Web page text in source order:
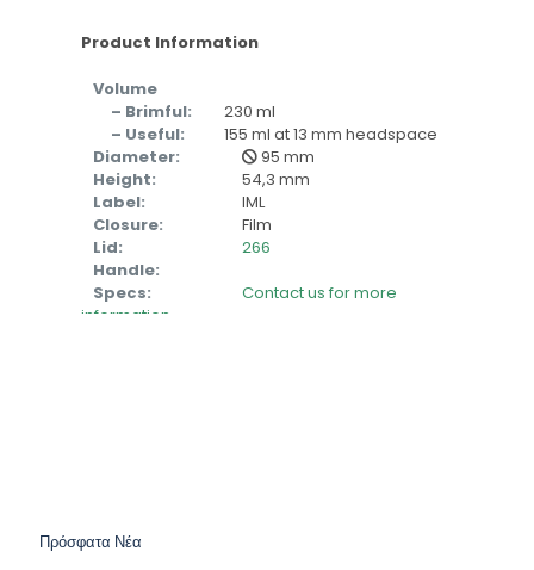
Product Information
Volume
– Brimful:
230 ml
– Useful:
155 ml at 13 mm headspace
Diameter:
95 mm
Height:
54,3 mm
Label:
IML
Closure:
Film
Lid:
266
Handle:
Specs:
Contact us for more
information
Πρόσφατα Νέα